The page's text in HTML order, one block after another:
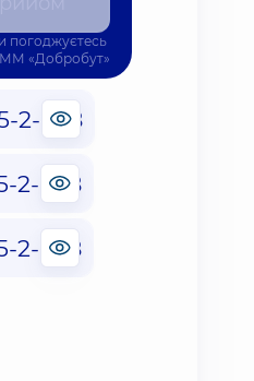
погоджуєтесь
ММ «Добробут»
2-888
2-888
2-888